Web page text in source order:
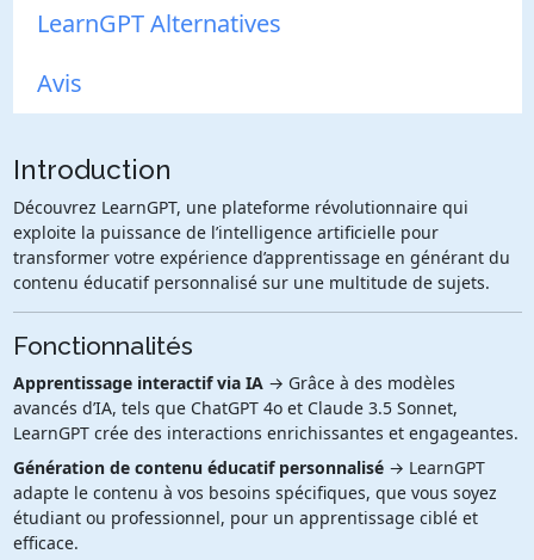
LearnGPT Alternatives
Avis
Introduction
Découvrez LearnGPT, une plateforme révolutionnaire qui
exploite la puissance de l’intelligence artificielle pour
transformer votre expérience d’apprentissage en générant du
contenu éducatif personnalisé sur une multitude de sujets.
Fonctionnalités
Apprentissage interactif via IA→ Grâce à des modèles
avancés d’IA, tels que ChatGPT 4o et Claude 3.5 Sonnet,
LearnGPT crée des interactions enrichissantes et engageantes.
Génération de contenu éducatif personnalisé→ LearnGPT
adapte le contenu à vos besoins spécifiques, que vous soyez
étudiant ou professionnel, pour un apprentissage ciblé et
efficace.